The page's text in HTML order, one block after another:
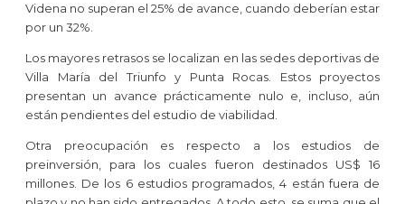
Videna no superan el 25% de avance, cuando deberían estar
por un 32%.
Los mayores retrasos se localizan en las sedes deportivas de
Villa María del Triunfo y Punta Rocas. Estos proyectos
presentan un avance prácticamente nulo e, incluso, aún
están pendientes del estudio de viabilidad.
Otra preocupación es respecto a los estudios de
preinversión, para los cuales fueron destinados US$ 16
millones. De los 6 estudios programados, 4 están fuera de